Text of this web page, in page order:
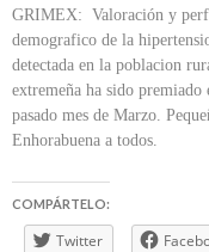
GRIMEX: Valoración y
demografico de la
detectada en la poblacion
extremeña ha sido premiado
pasado mes de Marzo.
Enhorabuena a todos.
COMPÁRTELO:
Twitter